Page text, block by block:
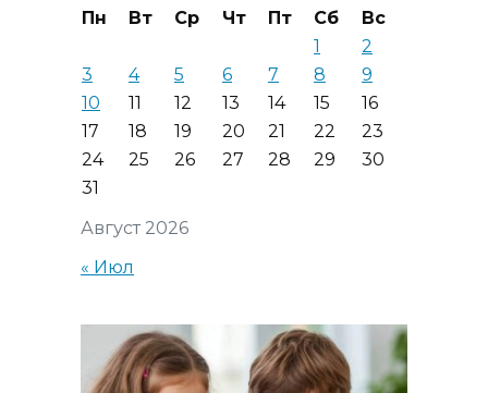
Август 2026
Пн Вт Ср Чт Пт Сб
Вс
1
2
3
4 5 6 7 8
9
10
11 12 13 14 15
16
17
18 19 20 21 22
23
24
25 26 27 28 29
30
31
« Июл